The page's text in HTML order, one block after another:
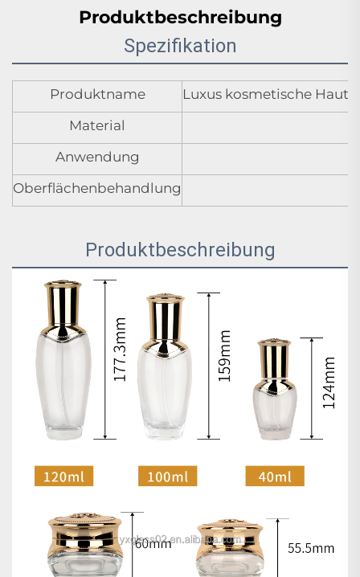
Produktbeschreibung
Spezifikation
Produktname
Luxus kosmetische
Material
Anwendung
Oberflächenbehandlung
Produktbeschreibung